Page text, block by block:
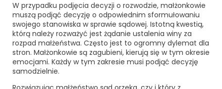
W przypadku podjęcia decyzji o rozwodzie, małżonkowie
muszą podjąć decyzję o odpowiednim sformułowaniu
swojego stanowiska w sprawie sądowej. Istotną kwestią,
którą należy rozważyć jest żądanie ustalenia winy za
rozpad małżeństwa. Często jest to ogromny dylemat dla
stron. Małżonkowie są zagubieni, kierują się w tym okresie
emocjami. Każdy w tym zakresie musi podjąć decyzję
samodzielnie.